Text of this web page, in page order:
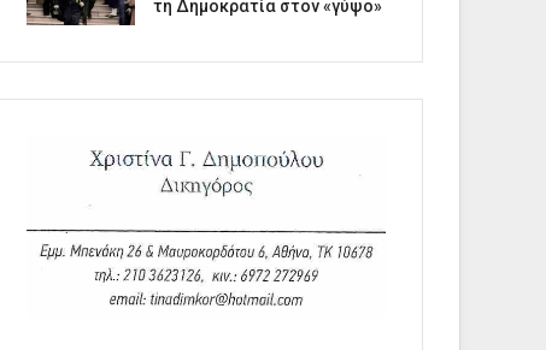
τη Δημοκρατία στον «γύψο»